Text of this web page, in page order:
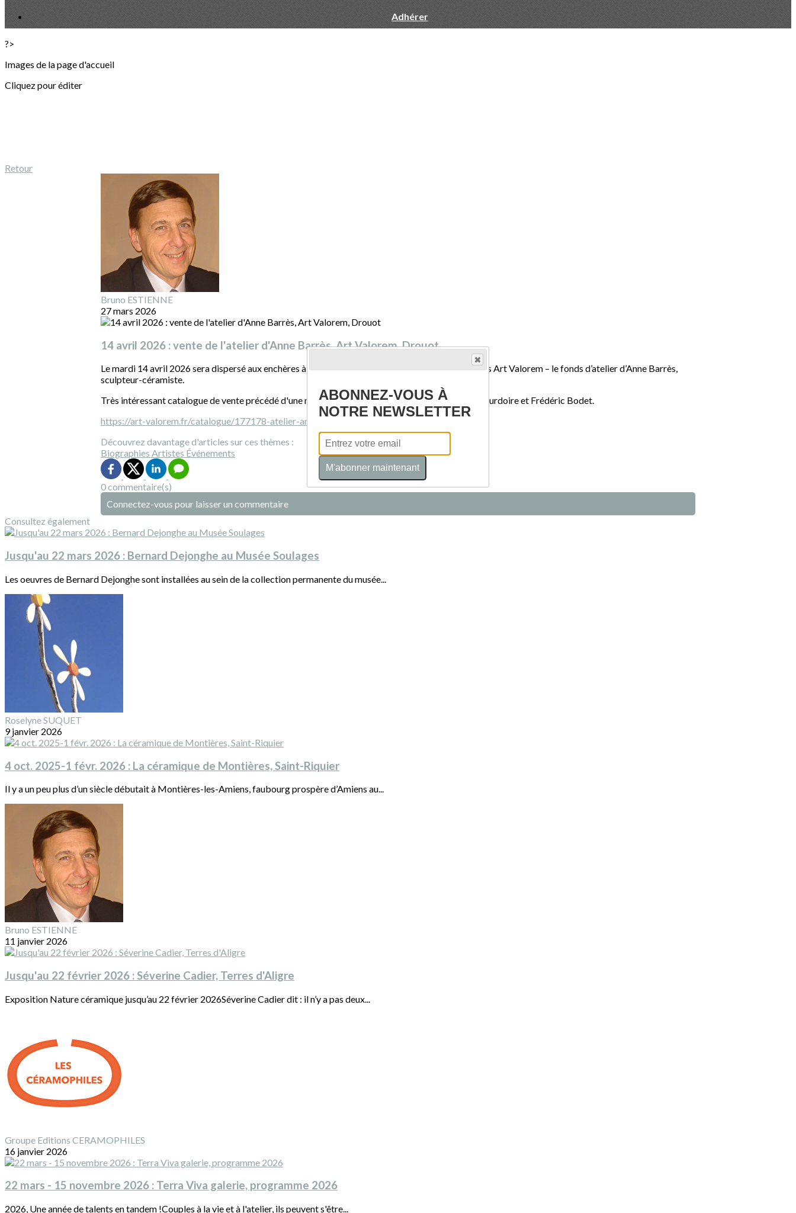
Adhérer
?>
Images de la page d'accueil
Cliquez pour éditer
Retour
Bruno ESTIENNE
27 mars 2026
14 avril 2026 : vente de l'atelier d'Anne Barrès, Art Valorem, Drouot
Le mardi 14 avril 2026 sera dispersé aux enchères à l’Hôtel Drouot à Paris par la maison de ventes Art Valorem – le fonds d’atelier d’Anne Barrès,
sculpteur-céramiste.
Très intéressant catalogue de vente précédé d'une monographie sur l'artiste rédigé par Sabine Sourdoire et Frédéric Bodet.
https://art-valorem.fr/catalogue/177178-atelier-anne-barres
Découvrez davantage d'articles sur ces thèmes :
Biographies Artistes Événements
0 commentaire(s)
Connectez-vous pour laisser un commentaire
Consultez également
Jusqu'au 22 mars 2026 : Bernard Dejonghe au Musée Soulages
Les oeuvres de Bernard Dejonghe sont installées au sein de la collection permanente du musée...
Roselyne SUQUET
9 janvier 2026
4 oct. 2025-1 févr. 2026 : La céramique de Montières, Saint-Riquier
Il y a un peu plus d’un siècle débutait à Montières-les-Amiens, faubourg prospère d’Amiens au...
Bruno ESTIENNE
11 janvier 2026
Jusqu'au 22 février 2026 : Séverine Cadier, Terres d'Aligre
Exposition Nature céramique jusqu’au 22 février 2026Séverine Cadier dit : il n’y a pas deux...
Groupe Editions CERAMOPHILES
16 janvier 2026
22 mars - 15 novembre 2026 : Terra Viva galerie, programme 2026
2026, Une année de talents en tandem !Couples à la vie et à l'atelier, ils peuvent s'être...
ABONNEZ-VOUS À
NOTRE NEWSLETTER
M'abonner maintenant